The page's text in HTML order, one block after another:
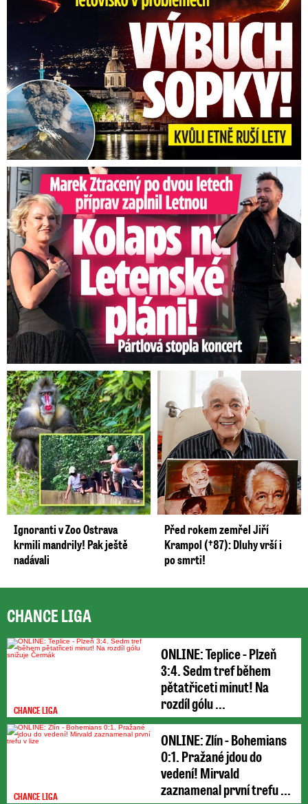
Marek Ztracený na Letné: Pártlová stopla koncert
Ignoranti v Zoo Ostrava
krmili mandrily! Pak ještě
nadávali
Před rokem zemřel Jiří
Krampol (†87): Dluhy vrší i
po smrti!
CHANCE LIGA
CHANCE LIGA
ONLINE: Teplice - Plzeň
3:4. Sedm tref během
pětatřiceti minut! Na
rozdíl gólu ...
CHANCE LIGA
ONLINE: Zlín - Bohemians
0:1. Pražané jdou do
vedení! Mirvald
zaznamenal první trefu ...